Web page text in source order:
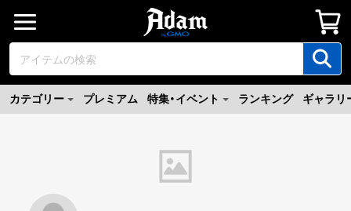
カテゴリー プレミアム 特集・イベント ランキング ギャラリ